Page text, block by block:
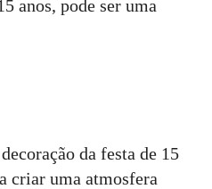
anos, pode ser uma
da festa de 15
criar uma atmosfera